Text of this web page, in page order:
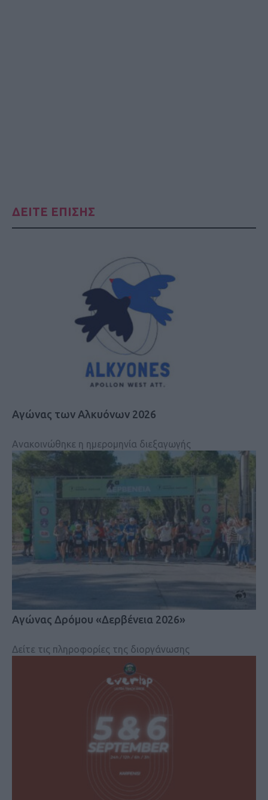
ΔΕΙΤΕ ΕΠΙΣΗΣ
Αγώνας των Αλκυόνων 2026
Ανακοινώθηκε η ημερομηνία διεξαγωγής
Αγώνας Δρόμου «Δερβένεια 2026»
Δείτε τις πληροφορίες της διοργάνωσης